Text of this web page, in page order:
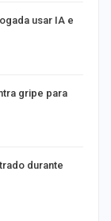
usar IA e
gripe para
durante